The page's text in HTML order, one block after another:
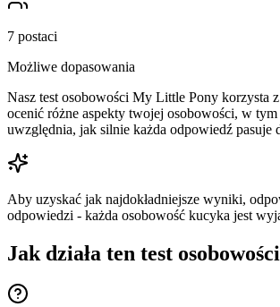
7 postaci
Możliwe dopasowania
Nasz test osobowości My Little Pony korzysta
ocenić różne aspekty twojej osobowości, w
uwzględnia, jak silnie każda odpowiedź pasuje
Aby uzyskać jak najdokładniejsze wyniki,
odpowiedzi - każda osobowość kucyka jest
Jak działa ten test